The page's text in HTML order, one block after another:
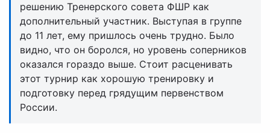
решению Тренерского совета ФШР как
дополнительный участник. Выступая в группе
до 11 лет, ему пришлось очень трудно. Было
видно, что он боролся, но уровень соперников
оказался гораздо выше. Стоит расценивать
этот турнир как хорошую тренировку и
подготовку перед грядущим первенством
России.